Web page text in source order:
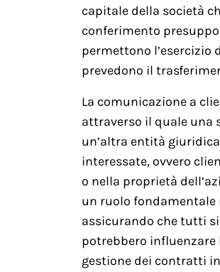
capitale della società
conferimento
permettono
prevedono il
La comunicazione a
attraverso il quale una
un’altra entità
interessate, ovvero
o nella proprietà
un ruolo
assicurando che tutti
potrebbero
gestione dei contratti in